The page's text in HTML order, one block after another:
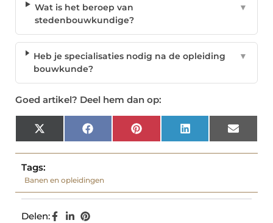
Wat is het beroep van
stedenbouwkundige?
▼
Heb je specialisaties nodig na de opleiding
bouwkunde?
▼
Goed artikel? Deel hem dan op:
X
(Twitter)
Facebook Pinterest LinkedIn Email
Tags:
Banen en opleidingen
Delen: